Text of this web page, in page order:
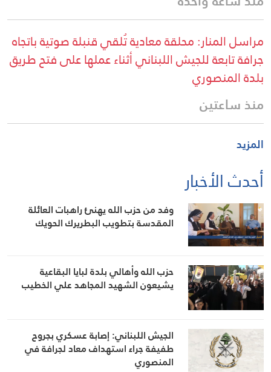
مراسل المنار: محلقة معادية تُلقي قنبلة صوتية باتجاه
جرافة تابعة للجيش اللبناني أثناء عملها على فتح طريق
بلدة المنصوري
منذ ساعتين
المزيد
أحدث الأخبار
وفد من حزب الله يهنئ راهبات العائلة
المقدسة بتطويب البطريرك الحويك
حزب الله وأهالي بلدة لبايا البقاعية
يشيعون الشهيد المجاهد علي الخطيب
الجيش اللبناني: إصابة عسكري بجروح
طفيفة جراء استهداف معاد لجرافة في
المنصوري